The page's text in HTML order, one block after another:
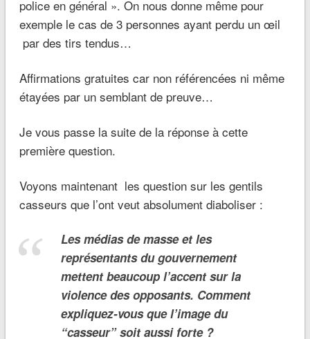
police en général ». On nous donne même pour
exemple le cas de 3 personnes ayant perdu un œil
par des tirs tendus…
Affirmations gratuites car non référencées ni même
étayées par un semblant de preuve…
Je vous passe la suite de la réponse à cette
première question.
Voyons maintenant les question sur les gentils
casseurs que l’ont veut absolument diaboliser :
Les médias de masse et les
représentants du gouvernement
mettent beaucoup l’accent sur la
violence des opposants. Comment
expliquez-vous que l’image du
“casseur” soit aussi forte ?